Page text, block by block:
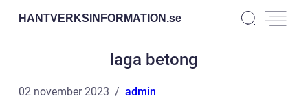
HANTVERKSINFORMATION.se
laga betong
02 november 2023 admin